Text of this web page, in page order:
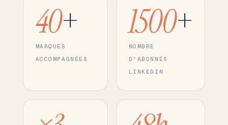
40+
MARQUES
ACCOMPAGNÉES
1500+
NOMBRE
D'ABONNÉS
LINKEDIN